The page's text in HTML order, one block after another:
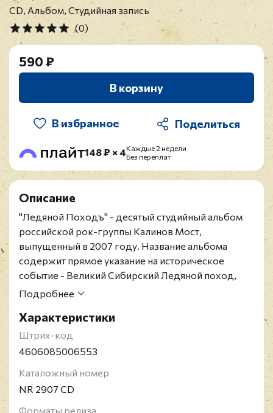
CD, Альбом, Студийная запись
(0)
590 ₽
В корзину
В избранное
148 ₽ × 4Каждые 2 недели
Без переплат
Описание
"Ледяной Походъ" - десятый студийный альбом
российской рок-группы Калинов Мост,
выпущенный в 2007 году. Название альбома
содержит прямое указание на историческое
событие - Великий Сибирский Ледяной поход,
проходивший в 1920 году. По сравнению с
снижения роли компьютерных эффектов,
приблизив звучание альбома к концертному
звучанию ансамбля.
Калинов Мост - советская и российская рок-
группа из Новосибирска. Основана в 1986 году
Дмитрием Ревякиным. Группа Калинов мост
Подробнее
Характеристики
Штрих-код
4606085006553
Каталожный номер
NR 2907 CD
Форматы релиза